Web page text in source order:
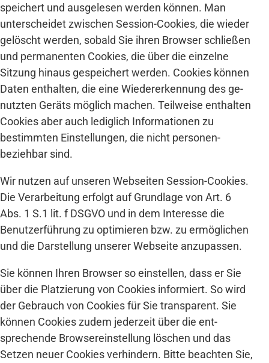
speichert und aus­gelesen werden können. Man
unter­scheidet zwischen Session-­Cookies, die wieder
ge­löscht werden, so­bald Sie ihren Browser schließen
und permanenten Cookies, die über die einzelne
Sitzung hinaus gespeichert werden. Cookies können
Daten ent­halten, die eine Wieder­erkennung des ge­
nutzten Geräts möglich machen. Teil­weise enthalten
Cookies aber auch lediglich Informationen zu
bestimmten Ein­stellungen, die nicht personen­
beziehbar sind.
Wir nutzen auf unseren Web­seiten Session-­Cookies.
Die Ver­arbeitung erfolgt auf Grund­lage von Art. 6
Abs. 1 S.1 lit. f DSGVO und in dem Interesse die
Benutzerführung zu optimieren bzw. zu ermöglichen
und die Darstellung unserer Webseite anzupassen.
Sie können Ihren Browser so ein­stellen, dass er Sie
über die Platzierung von Cookies informiert. So wird
der Gebrauch von Cookies für Sie transparent. Sie
können Cookies zudem jeder­zeit über die ent­
sprechende Browser­einstellung löschen und das
Setzen neuer Cookies ver­hindern. Bitte beachten Sie,